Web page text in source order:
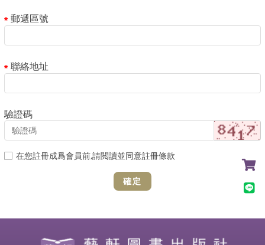
郵遞區號
聯絡地址
驗證碼
在您註冊成爲會員前,請閲讀並同意註冊條款
確定